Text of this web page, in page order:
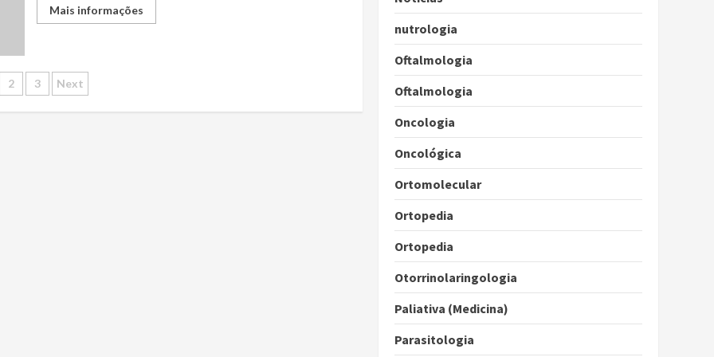
Mais informações
2 3 Next
nutrologia
Oftalmologia
Oftalmologia
Oncologia
Oncológica
Ortomolecular
Ortopedia
Ortopedia
Otorrinolaringologia
Paliativa (Medicina)
Parasitologia